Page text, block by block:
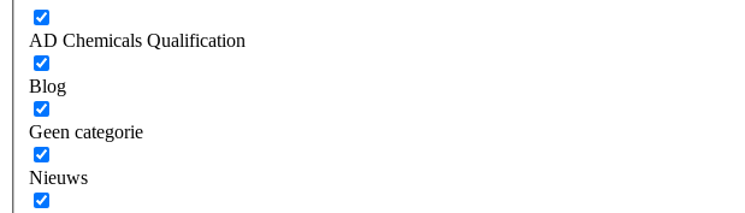
AD Chemicals Qualification
Blog
Geen categorie
Nieuws